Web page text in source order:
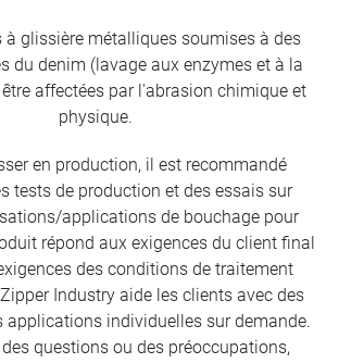
à glissière métalliques soumises à des
du denim (lavage aux enzymes et à la
affectées par l'abrasion chimique et
physique.
en production, il est recommandé
tests de production et des essais sur
applications de bouchage pour
répond aux exigences du client final
des conditions de traitement
Industry aide les clients avec des
applications individuelles sur demande.
questions ou des préoccupations,